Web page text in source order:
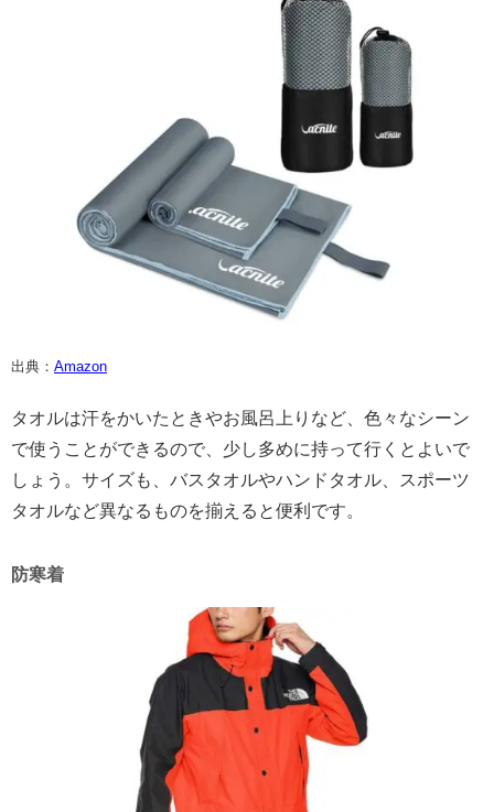
出典： Amazon
タオルは汗をかいたときやお風呂上りなど、色々なシーン
で使うことができるので、少し多めに持って行くとよいで
しょう。サイズも、バスタオルやハンドタオル、スポーツ
タオルなど異なるものを揃えると便利です。
防寒着